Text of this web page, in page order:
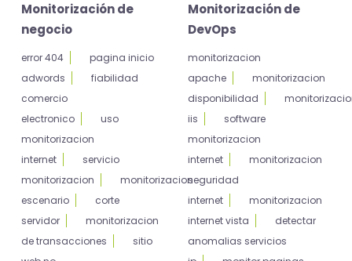
Monitorización de
negocio
error 404
pagina inicio
adwords
fiabilidad
comercio
electronico
uso
monitorizacion
internet
servicio
monitorizacion
monitorizacion
escenario
corte
servidor
monitorizacion
de transacciones
sitio
Monitorización de
DevOps
monitorizacion
apache
monitorizacion
disponibilidad
iis
software
monitorizacion
internet
monitorizacion
seguridad
internet
monitorizacion
internet vista
detectar
anomalias servicios